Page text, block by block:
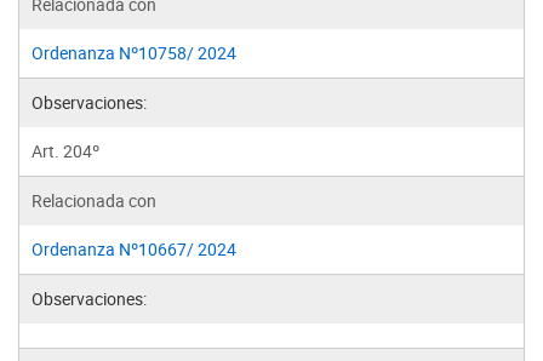
Ordenanza Nº10758/ 2024
Observaciones:
Art. 204º
Relacionada con
Ordenanza Nº10667/ 2024
Observaciones: